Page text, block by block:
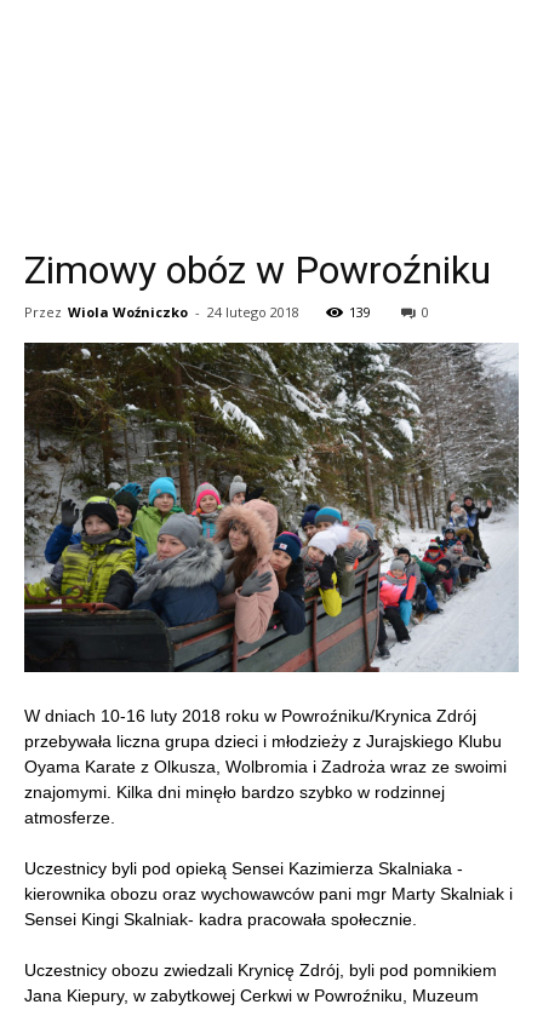
Zimowy obóz w Powroźniku
Przez Wiola Woźniczko - 24 lutego 2018 139 0
W dniach 10-16 luty 2018 roku w Powroźniku/Krynica Zdrój
przebywała liczna grupa dzieci i młodzieży z Jurajskiego Klubu
Oyama Karate z Olkusza, Wolbromia i Zadroża wraz ze swoimi
znajomymi. Kilka dni minęło bardzo szybko w rodzinnej
atmosferze.
Uczestnicy byli pod opieką Sensei Kazimierza Skalniaka -
kierownika obozu oraz wychowawców pani mgr Marty Skalniak i
Sensei Kingi Skalniak- kadra pracowała społecznie.
Uczestnicy obozu zwiedzali Krynicę Zdrój, byli pod pomnikiem
Jana Kiepury, w zabytkowej Cerkwi w Powroźniku, Muzeum